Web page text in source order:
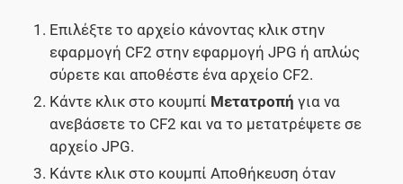
Επιλέξτε το αρχείο κάνοντας κλικ στην
εφαρμογή CF2 στην εφαρμογή JPG ή απλώς
σύρετε και αποθέστε ένα αρχείο CF2.
Κάντε κλικ στο κουμπί Μετατροπή για να
ανεβάσετε το CF2 και να το μετατρέψετε σε
αρχείο JPG.
Κάντε κλικ στο κουμπί Αποθήκευση όταν